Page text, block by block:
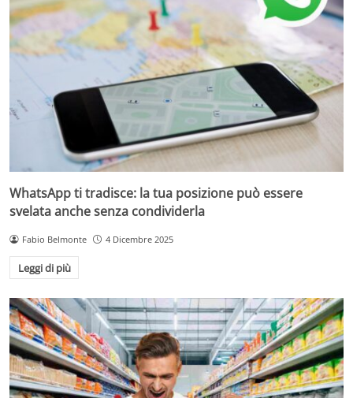
WhatsApp ti tradisce: la tua posizione può essere
svelata anche senza condividerla
Fabio Belmonte 4 Dicembre 2025
Leggi di più